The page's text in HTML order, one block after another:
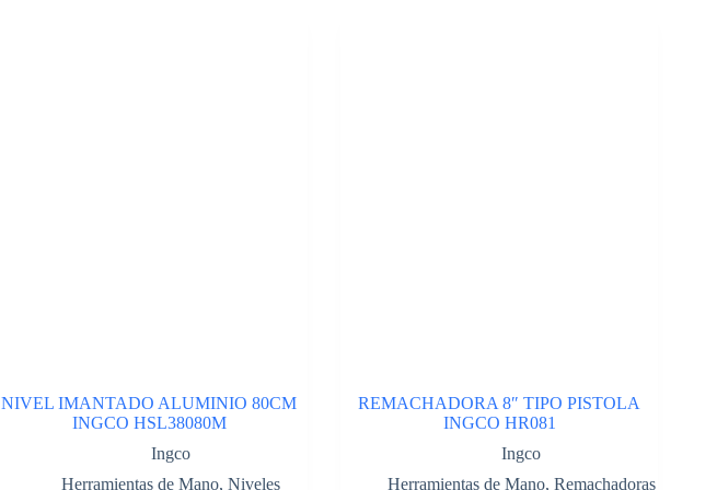
NIVEL IMANTADO ALUMINIO 80CM
INGCO HSL38080M
Ingco
Herramientas de Mano, Niveles
REMACHADORA 8″ TIPO PISTOLA
INGCO HR081
Ingco
Herramientas de Mano, Remachadoras